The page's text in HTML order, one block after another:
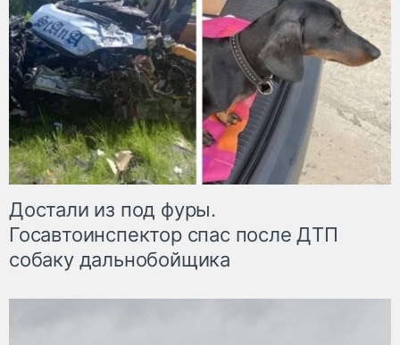
Достали из под фуры.
Госавтоинспектор спас после ДТП
собаку дальнобойщика